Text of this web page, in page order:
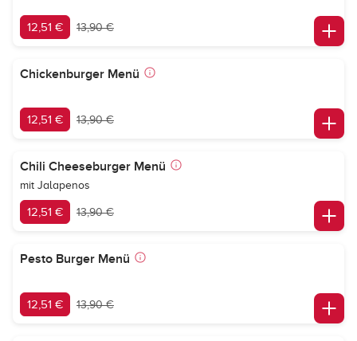
12,51 € 13,90 €
Chickenburger Menü
12,51 € 13,90 €
Chili Cheeseburger Menü
mit Jalapenos
12,51 € 13,90 €
Pesto Burger Menü
12,51 € 13,90 €